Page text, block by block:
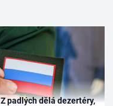
padlých dělá dezertéry,